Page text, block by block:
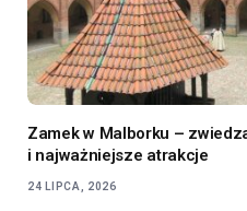
Zamek w Malborku –
i najważniejsze atrakcje
24 LIPCA, 2026